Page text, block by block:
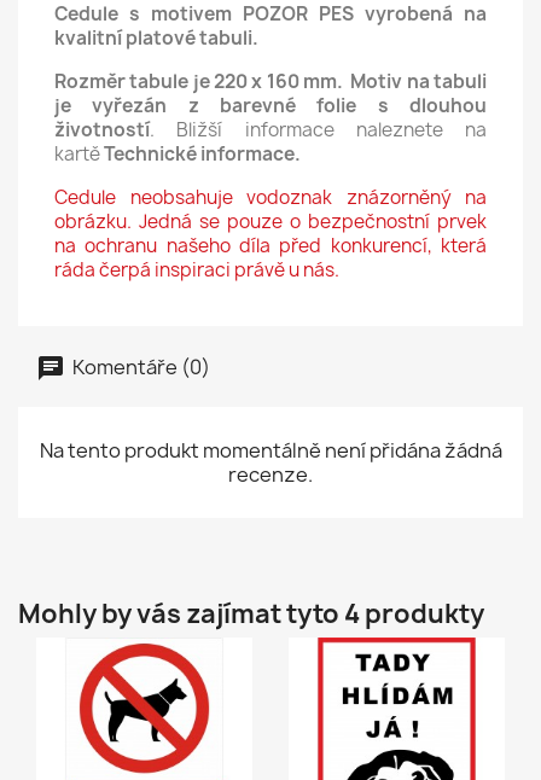
Cedule s motivem POZOR PES vyrobená na
kvalitní platové tabuli.
Rozměr tabule je 220 x 160 mm. Motiv na tabuli
je vyřezán z barevné
folie s dlouhou
životností. Bližší informace naleznete na
kartěTechnické informace.
Cedule neobsahuje vodoznak znázorněný na
obrázku. Jedná se pouze o bezpečnostní prvek
na ochranu našeho díla před konkurencí, která
ráda čerpá inspiraci právě u nás.
Komentáře (0)
Na tento produkt momentálně není přidána žádná
recenze.
Mohly by vás zajímat tyto 4 produkty